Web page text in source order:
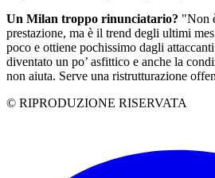
Un Milan troppo rinunciatario? "Non
prestazione, ma è il trend degli ultimi
poco e ottiene pochissimo dagli
diventato un po’ asfittico e anche la
non aiuta. Serve una ristrutturazione
© RIPRODUZIONE RISERVATA